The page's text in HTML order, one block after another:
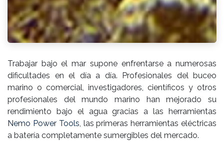
Trabajar bajo el mar supone enfrentarse a numerosas
dificultades en el día a día. Profesionales del buceo
marino o comercial, investigadores, científicos y otros
profesionales del mundo marino han mejorado su
rendimiento bajo el agua gracias a las herramientas
Nemo Power Tools, las primeras herramientas eléctricas
a batería completamente sumergibles del mercado.